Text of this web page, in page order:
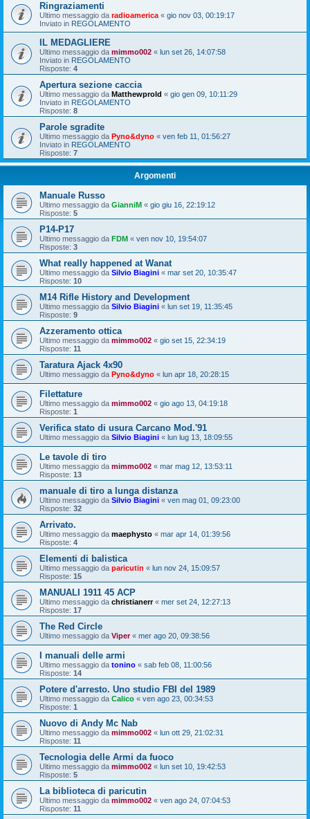
Ringraziamenti
Ultimo messaggio da radioamerica « gio nov 03, 00:19:17
Inviato in REGOLAMENTO
IL MEDAGLIERE
Ultimo messaggio da mimmo002 « lun set 26, 14:07:58
Inviato in REGOLAMENTO
Risposte: 4
Apertura sezione caccia
Ultimo messaggio da Matthewprold « gio gen 09, 10:11:29
Inviato in REGOLAMENTO
Risposte: 8
Parole sgradite
Ultimo messaggio da Pyno&dyno « ven feb 11, 01:56:27
Inviato in REGOLAMENTO
Risposte: 7
Argomenti
Manuale Russo
Ultimo messaggio da GianniM « gio giu 16, 22:19:12
Risposte: 5
P14-P17
Ultimo messaggio da FDM « ven nov 10, 19:54:07
Risposte: 3
What really happened at Wanat
Ultimo messaggio da Silvio Biagini « mar set 20, 10:35:47
Risposte: 10
M14 Rifle History and Development
Ultimo messaggio da Silvio Biagini « lun set 19, 11:35:45
Risposte: 9
Azzeramento ottica
Ultimo messaggio da mimmo002 « gio set 15, 22:34:19
Risposte: 11
Taratura Ajack 4x90
Ultimo messaggio da Pyno&dyno « lun apr 18, 20:28:15
Filettature
Ultimo messaggio da mimmo002 « gio ago 13, 04:19:18
Risposte: 1
Verifica stato di usura Carcano Mod.'91
Ultimo messaggio da Silvio Biagini « lun lug 13, 18:09:55
Le tavole di tiro
Ultimo messaggio da mimmo002 « mar mag 12, 13:53:11
Risposte: 13
manuale di tiro a lunga distanza
Ultimo messaggio da Silvio Biagini « ven mag 01, 09:23:00
Risposte: 32
Arrivato.
Ultimo messaggio da maephysto « mar apr 14, 01:39:56
Risposte: 4
Elementi di balistica
Ultimo messaggio da paricutin « lun nov 24, 15:09:57
Risposte: 15
MANUALI 1911 45 ACP
Ultimo messaggio da christianerr« mer set 24, 12:27:13
Risposte: 17
The Red Circle
Ultimo messaggio da Viper« mer ago 20, 09:38:56
I manuali delle armi
Ultimo messaggio da tonino « sab feb 08, 11:00:56
Risposte: 14
Potere d'arresto. Uno studio FBI del 1989
Ultimo messaggio da Calico « ven ago 23, 00:34:53
Risposte: 1
Nuovo di Andy Mc Nab
Ultimo messaggio da mimmo002 « lun ott 29, 21:02:31
Risposte: 11
Tecnologia delle Armi da fuoco
Ultimo messaggio da mimmo002 « lun set 10, 19:42:53
Risposte: 5
La biblioteca di paricutin
Ultimo messaggio da mimmo002 « ven ago 24, 07:04:53
Risposte: 11